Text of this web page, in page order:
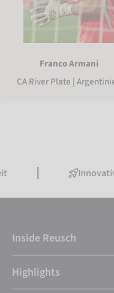
Franco Armani
CA River Plate |
Innovative
Inside Reusch
Highlights